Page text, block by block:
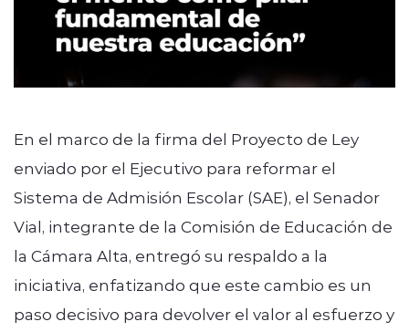
En el marco de la firma del Proyecto de Ley
enviado por el Ejecutivo para reformar el
Sistema de Admisión Escolar (SAE), el Senador
Vial, integrante de la Comisión de Educación de
la Cámara Alta, entregó su respaldo a la
iniciativa, enfatizando que este cambio es un
paso decisivo para devolver el valor al esfuerzo y